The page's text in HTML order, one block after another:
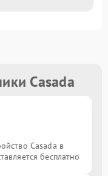
Casada
Casada в
бесплатно